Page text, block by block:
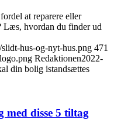
at reparere eller
Læs, hvordan du finder ud
hus-og-nyt-hus.png 471
Redaktionen2022-
din bolig istandsættes
disse 5 tiltag